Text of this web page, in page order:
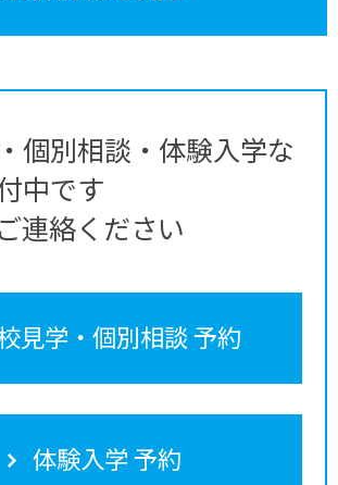
個別相談・体験入学な
中です
連絡ください
見学・個別相談 予約
体験入学 予約